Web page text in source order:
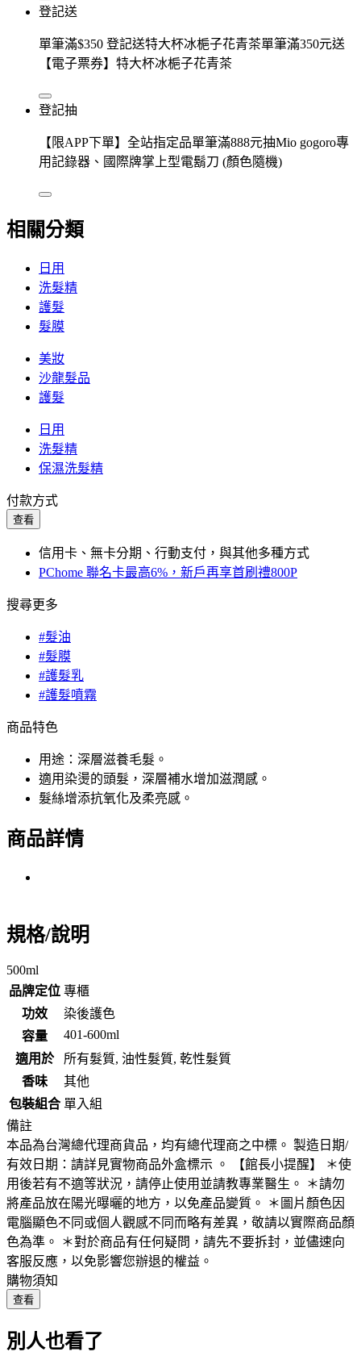
登記送
單筆滿$350 登記送特大杯冰梔子花青茶單筆滿350元送
【電子票券】特大杯冰梔子花青茶
登記抽
【限APP下單】全站指定品單筆滿888元抽Mio gogoro專
用記錄器、國際牌掌上型電鬍刀 (顏色隨機)
相關分類
日用
洗髮精
護髮
髮膜
美妝
沙龍髮品
護髮
日用
洗髮精
保濕洗髮精
付款方式
查看
信用卡、無卡分期、行動支付，與其他多種方式
PChome 聯名卡最高6%，新戶再享首刷禮800P
搜尋更多
#髮油
#髮膜
#護髮乳
#護髮噴霧
商品特色
用途：深層滋養毛髮。
適用染燙的頭髮，深層補水增加滋潤感。
髮絲增添抗氧化及柔亮感。
商品詳情
規格/說明
500ml
品牌定位 專櫃
功效
染後護色
容量
401-600ml
適用於
所有髮質, 油性髮質, 乾性髮質
香味
其他
包裝組合 單入組
備註
本品為台灣總代理商貨品，均有總代理商之中標。 製造日期/
有效日期：請詳見實物商品外盒標示 。 【館長小提醒】 ＊使
用後若有不適等狀況，請停止使用並請教專業醫生。 ＊請勿
將產品放在陽光曝曬的地方，以免產品變質。 ＊圖片顏色因
電腦顯色不同或個人觀感不同而略有差異，敬請以實際商品顏
色為準。 ＊對於商品有任何疑問，請先不要拆封，並儘速向
客服反應，以免影響您辦退的權益。
購物須知
查看
別人也看了